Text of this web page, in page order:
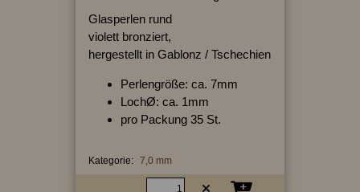
Glasperlen rund
violett bronziert,
hergestellt in Gablonz / Tschechien
Perlengröße: ca. 7mm
LochØ: ca. 1mm
pro Packung 35 St.
Kategorie: 7,0 mm